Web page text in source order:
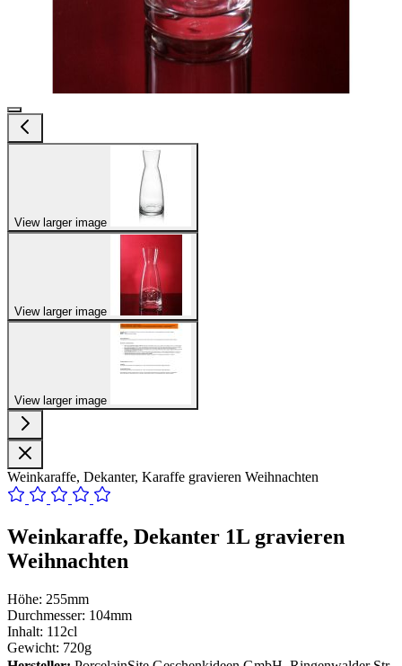
View larger image
View larger image
View larger image
Weinkaraffe, Dekanter, Karaffe gravieren Weihnachten
Weinkaraffe, Dekanter 1L gravieren
Weihnachten
Höhe: 255mm
Durchmesser: 104mm
Inhalt: 112cl
Gewicht: 720g